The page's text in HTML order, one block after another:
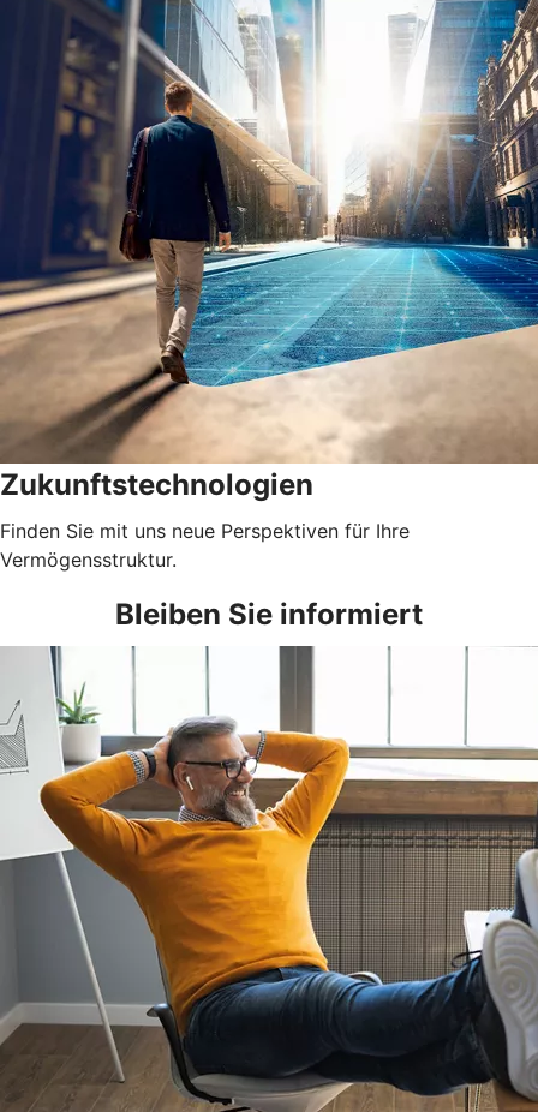
Zukunftstechnologien
Finden Sie mit uns neue Perspektiven für Ihre
Vermögensstruktur.
Bleiben Sie informiert